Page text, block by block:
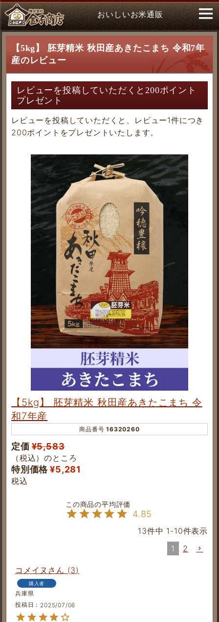
おいしいお米通販
【5kg】 胚芽精米 秋田産あきたこまち 令和7年
産のレビュー
レビューを投稿していただくと200ポイント
プレゼント
レビューを投稿していただくと、レビュー1件につき
200ポイントをプレゼントいたします。
【5kg】 胚芽精米 秋田産あきたこまち 令
和7年産
商品番号 16320260
定価 ¥5,583
（税込）のところ
特別価格 ¥5,281
税込
4.85
13件中 1 -10件表示
1
2
コメイヌ 3
購入者
兵庫県
投稿日
2025/07/06